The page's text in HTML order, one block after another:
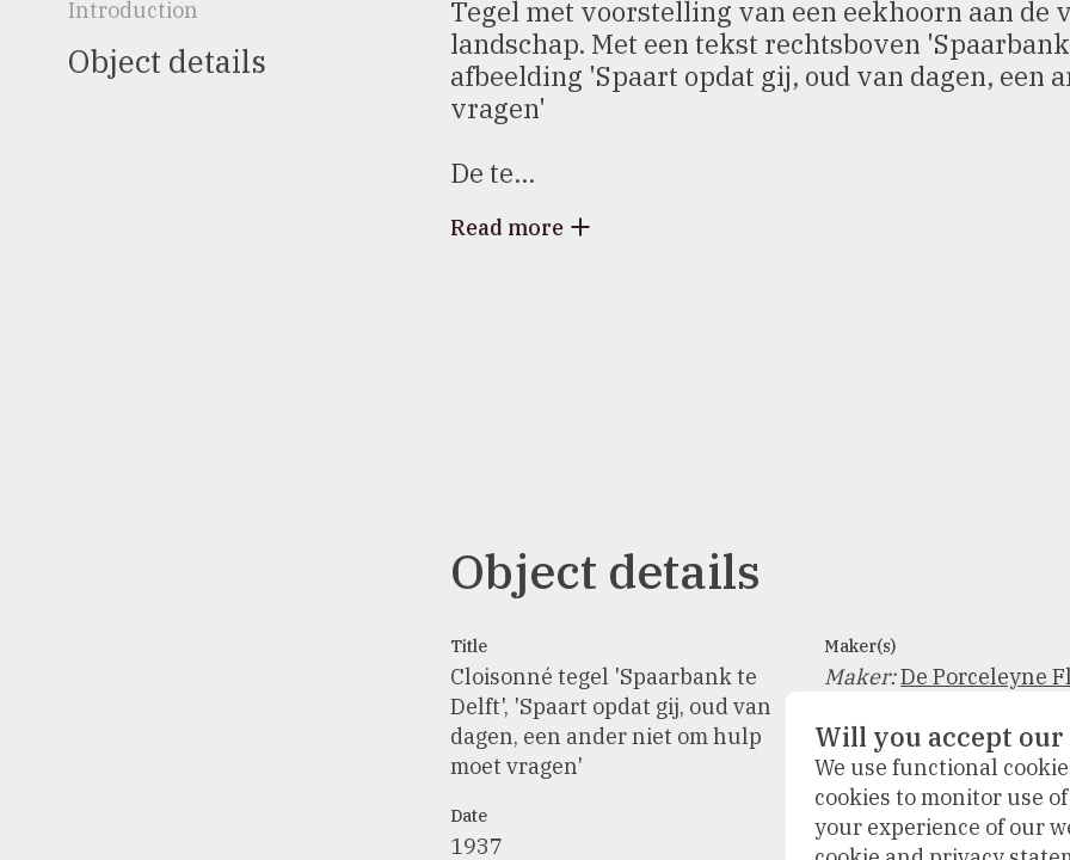
Introduction
Object details
Tegel met voorstelling van een eekhoorn aan de
landschap. Met een tekst rechtsboven
afbeelding 'Spaart opdat gij, oud van dagen, een
vragen'
De te...
Read more
Object details
Title
Cloisonné tegel 'Spaarbank te
Delft', 'Spaart opdat gij, oud van
dagen, een ander niet om hulp
moet vragen'
Maker(s)
Maker:De Porceleyne
Date
1937
Materials and techniques
aardewerk,cloisonné,
Will you accept our
We use functional
cookies to monitor use
your experience of our